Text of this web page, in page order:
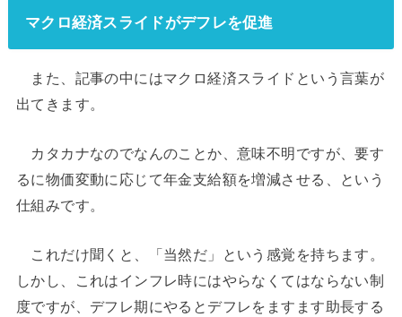
マクロ経済スライドがデフレを促進
また、記事の中にはマクロ経済スライドという言葉が
出てきます。
カタカナなのでなんのことか、意味不明ですが、要す
るに物価変動に応じて年金支給額を増減させる、という
仕組みです。
これだけ聞くと、「当然だ」という感覚を持ちます。
しかし、これはインフレ時にはやらなくてはならない制
度ですが、デフレ期にやるとデフレをますます助長する